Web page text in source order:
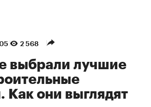
2 568
выбрали лучшие
Как они выглядят